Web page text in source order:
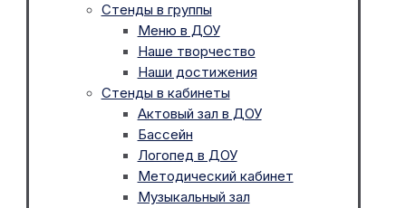
Стенды в группы
Меню в ДОУ
Наше творчество
Наши достижения
Стенды в кабинеты
Актовый зал в ДОУ
Бассейн
Логопед в ДОУ
Методический кабинет
Музыкальный зал